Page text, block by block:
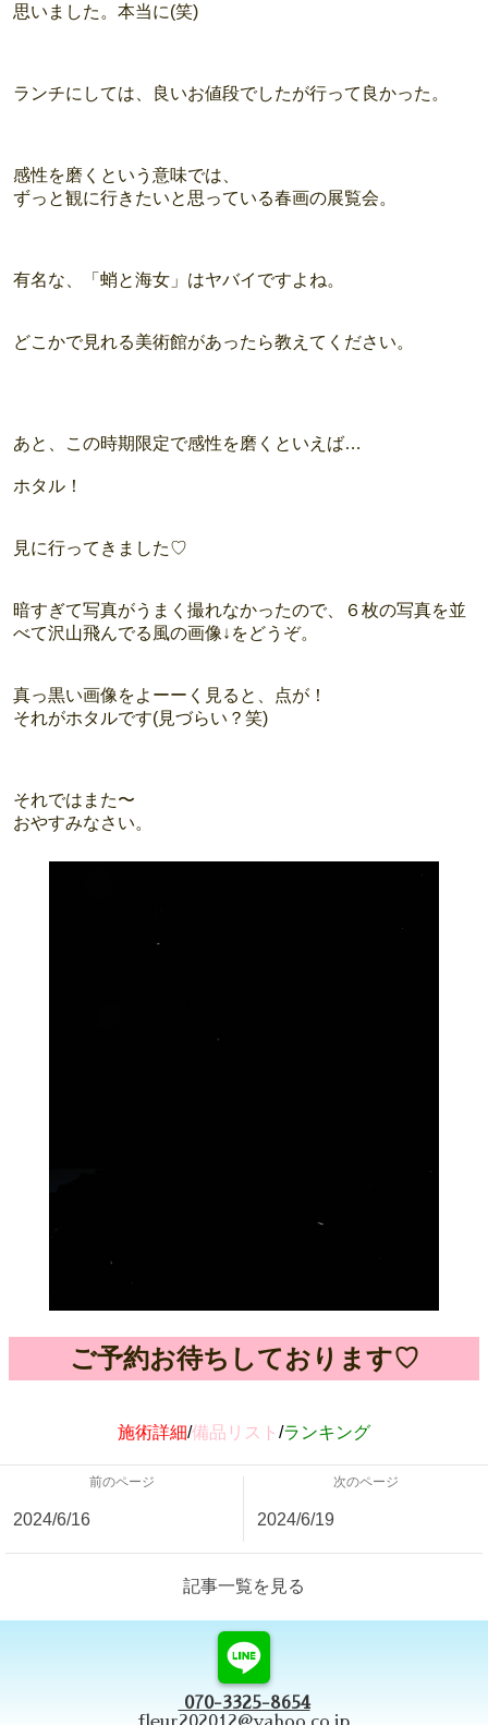
思いました。本当に(笑)
ランチにしては、良いお値段でしたが行って良かった。
感性を磨くという意味では、
ずっと観に行きたいと思っている春画の展覧会。
有名な、「蛸と海女」はヤバイですよね。
どこかで見れる美術館があったら教えてください。
あと、この時期限定で感性を磨くといえば…
ホタル！
見に行ってきました♡
暗すぎて写真がうまく撮れなかったので、６枚の写真を並
べて沢山飛んでる風の画像↓をどうぞ。
真っ黒い画像をよーーく見ると、点が！
それがホタルです(見づらい？笑)
それではまた〜
おやすみなさい。
ご予約お待ちしております♡
施術詳細/備品リスト /ランキング
前のページ
2024/6/16
次のページ
2024/6/19
記事一覧を見る
070-3325-8654